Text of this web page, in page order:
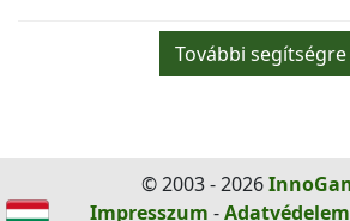
További
© 2003 - 2026
Impresszum -Adatvédelem